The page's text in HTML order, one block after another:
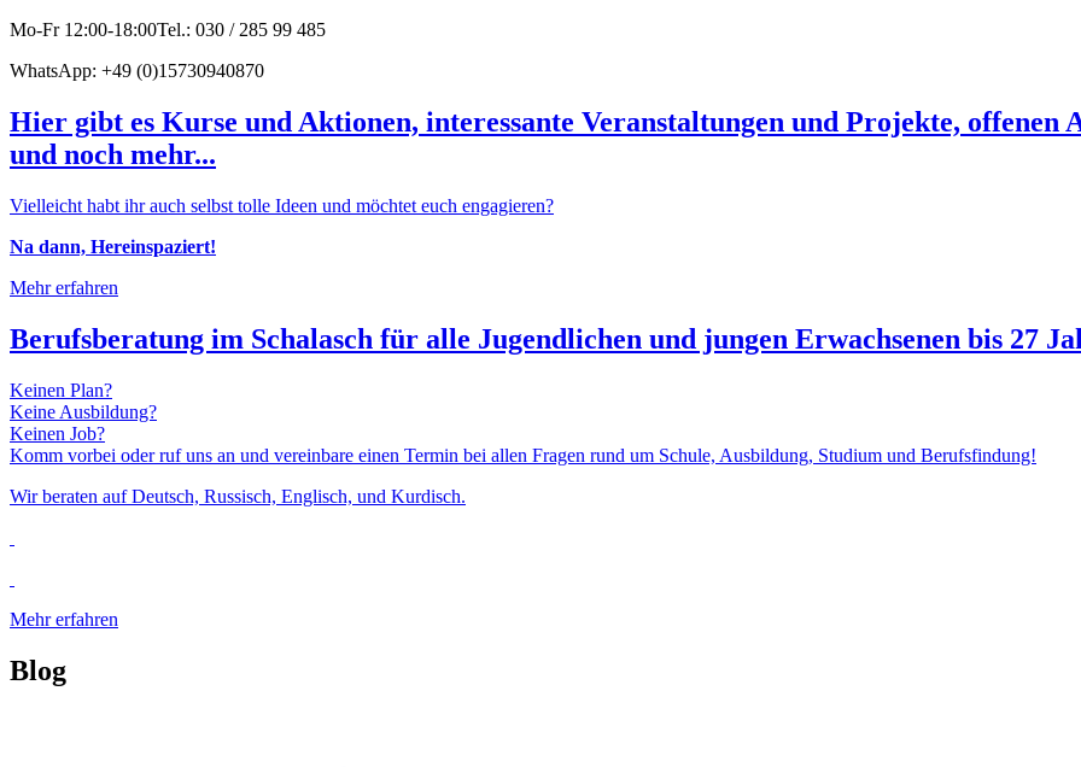
Mo-Fr 12:00-18:00Tel.: 030 / 285 99 485
WhatsApp: +49 (0)15730940870
Hier gibt es Kurse und Aktionen, interessante Veranstaltungen und Projekte, offenen
und noch mehr...
Vielleicht habt ihr auch selbst tolle Ideen und möchtet euch engagieren?
Na dann, Hereinspaziert!
Mehr erfahren
Berufsberatung im Schalasch für alle Jugendlichen und jungen Erwachsenen bis 27
Keinen Plan?
Keine Ausbildung?
Keinen Job?
Komm vorbei oder ruf uns an und vereinbare einen Termin bei allen Fragen rund um Schule, Ausbildung, Studium und Berufsfindung!
Wir beraten auf Deutsch, Russisch, Englisch, und Kurdisch.
Mehr erfahren
Blog